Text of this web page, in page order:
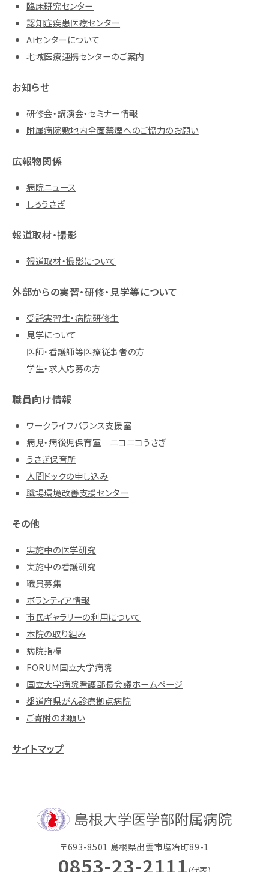
臨床研究センター
認知症疾患医療センター
Aiセンターについて
地域医療連携センターのご案内
お知らせ
研修会・講演会・セミナー情報
附属病院敷地内全面禁煙へのご協力のお願い
広報物関係
病院ニュース
しろうさぎ
報道取材・撮影
報道取材・撮影について
外部からの実習・研修・見学等について
受託実習生・病院研修生
見学について
医師・看護師等医療従事者の方
学生・求人応募の方
職員向け情報
ワークライフバランス支援室
病児・病後児保育室 ニコニコうさぎ
うさぎ保育所
人間ドックの申し込み
職場環境改善支援センター
その他
実施中の医学研究
実施中の看護研究
職員募集
ボランティア情報
市民ギャラリーの利用について
本院の取り組み
病院指標
FORUM国立大学病院
国立大学病院看護部長会議ホームページ
都道府県がん診療拠点病院
ご寄附のお願い
サイトマップ
〒693-8501 島根県出雲市塩冶町89-1
0853-23-2111